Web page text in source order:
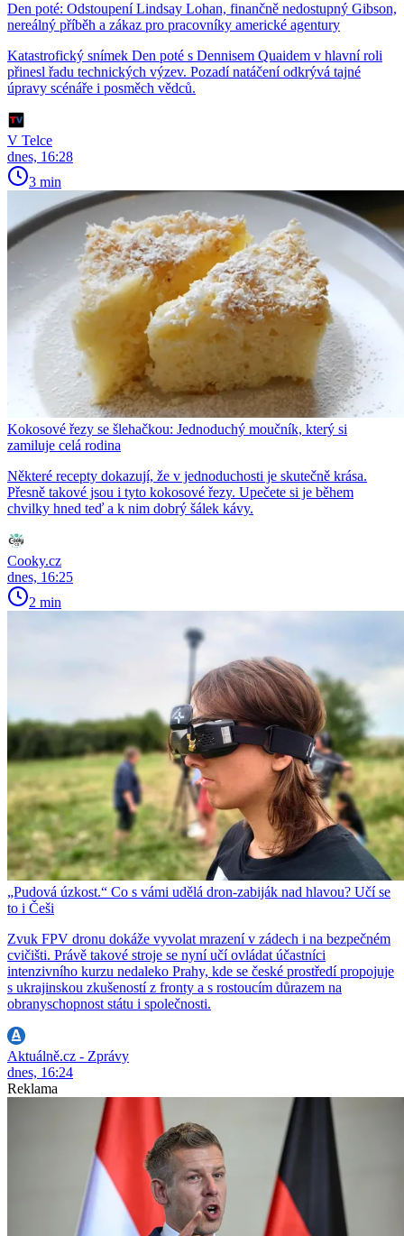
Den poté: Odstoupení Lindsay Lohan, finančně nedostupný Gibson,
nereálný příběh a zákaz pro pracovníky americké agentury
Katastrofický snímek Den poté s Dennisem Quaidem v hlavní roli
přinesl řadu technických výzev. Pozadí natáčení odkrývá tajné
úpravy scénáře i posměch vědců.
V Telce
dnes, 16:28
3 min
Kokosové řezy se šlehačkou: Jednoduchý moučník, který si
zamiluje celá rodina
Některé recepty dokazují, že v jednoduchosti je skutečně krása.
Přesně takové jsou i tyto kokosové řezy. Upečete si je během
chvilky hned teď a k nim dobrý šálek kávy.
Cooky.cz
dnes, 16:25
2 min
„Pudová úzkost.“ Co s vámi udělá dron-zabiják nad hlavou? Učí se
to i Češi
Zvuk FPV dronu dokáže vyvolat mrazení v zádech i na bezpečném
cvičišti. Právě takové stroje se nyní učí ovládat účastníci
intenzivního kurzu nedaleko Prahy, kde se české prostředí propojuje
s ukrajinskou zkušeností z fronty a s rostoucím důrazem na
obranyschopnost státu i společnosti.
Aktuálně.cz - Zprávy
dnes, 16:24
Reklama